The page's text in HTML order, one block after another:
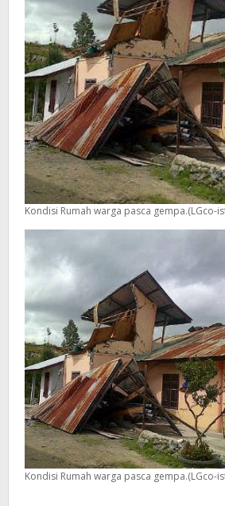
Kondisi Rumah warga pasca gempa.(LGco-
Kondisi Rumah warga pasca gempa.(LGco-